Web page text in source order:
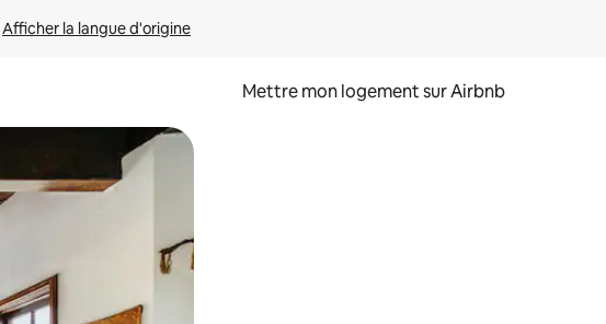
Afficher la langue d'origine
Mettre mon logement sur Airbnb